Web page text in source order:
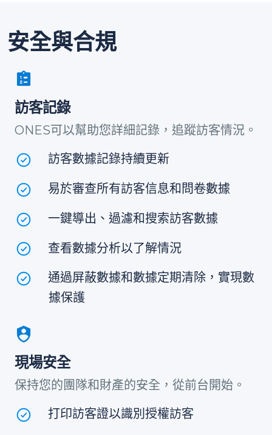
安全與合規
訪客記錄
ONES可以幫助您詳細記錄，追蹤訪客情況。
訪客數據記錄持續更新
易於審查所有訪客信息和問卷數據
一鍵導出、過濾和搜索訪客數據
查看數據分析以了解情況
通過屏蔽數據和數據定期清除，實現數
據保護
現場安全
保持您的團隊和財產的安全，從前台開始。
打印訪客證以識別授權訪客